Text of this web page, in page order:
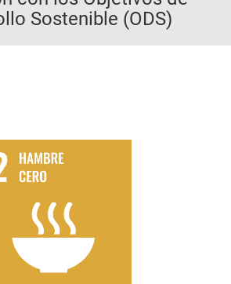
Sostenible (ODS)